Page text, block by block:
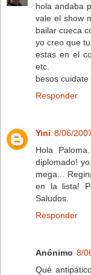
hola andaba
vale el show
bailar cueca
yo creo que
estas en el
etc.
besos cuidate
Responder
Yini 8/06/
Hola
diplomado!
mega...
en la lista!
Saludos.
Responder
Anónimo 8/
Qué